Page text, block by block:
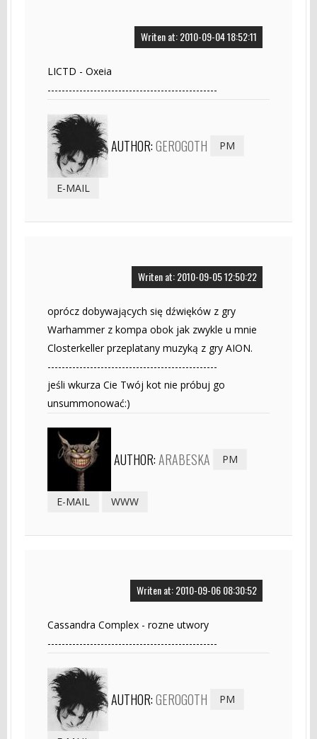
Writen at: 2010-09-04 18:52:11
LICTD - Oxeia
------------------------------------------------
AUTHOR:GEROGOTH PM
E-MAIL
Writen at: 2010-09-05 12:50:22
oprócz dobywających się dźwięków z gry
Warhammer z kompa obok jak zwykle u mnie
Closterkeller przeplatany muzyką z gry AION.
------------------------------------------------
jeśli wkurza Cie Twój kot nie próbuj go
unsummonować:)
AUTHOR:ARABESKA PM
E-MAIL WWW
Writen at: 2010-09-06 08:30:52
Cassandra Complex - rozne utwory
------------------------------------------------
AUTHOR:GEROGOTH PM